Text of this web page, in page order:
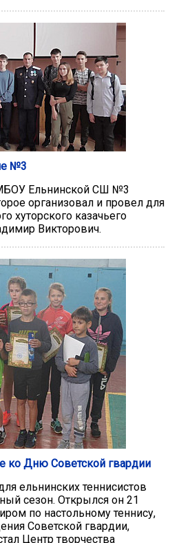
№3
Ельнинской СШ №3
организовал и провел для
хуторского казачьего
Викторович.
ко Дню Советской гвардии
ельнинских теннисистов
сезон. Открылся он 21
по настольному теннису,
Советской гвардии,
Центр творчества